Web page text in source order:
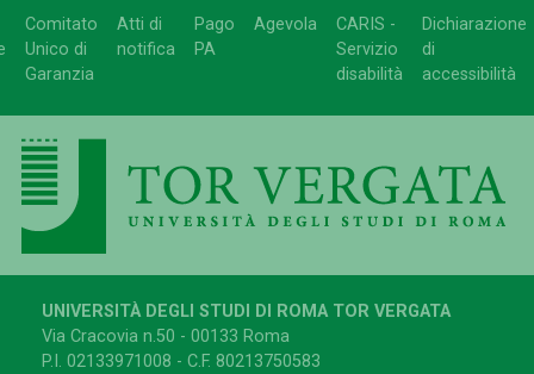
Comitato
Unico di
Garanzia
Atti di
notifica
Pago
PA
Agevola
CARIS -
Servizio
disabilità
Dichiarazione
di
accessibilità
UNIVERSITÀ DEGLI STUDI DI ROMA TOR VERGATA
Via Cracovia n.50 - 00133 Roma
P.I. 02133971008 - C.F. 80213750583